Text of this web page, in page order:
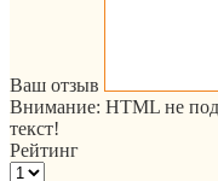
Ваш отзыв
Внимание: HTML не
текст!
Рейтинг